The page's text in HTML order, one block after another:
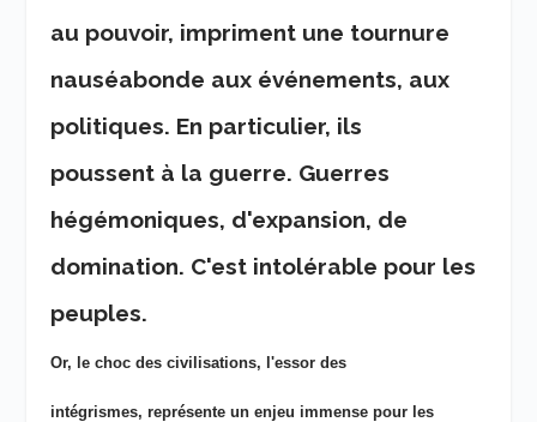
au pouvoir, impriment une tournure
nauséabonde aux événements, aux
politiques. En particulier, ils
poussent à la guerre. Guerres
hégémoniques, d'expansion, de
domination. C'est intolérable pour les
peuples.
Or, le choc des civilisations, l'essor des
intégrismes, représente un enjeu immense pour les